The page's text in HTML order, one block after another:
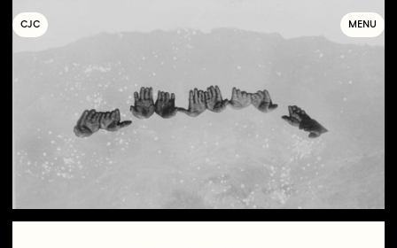
COLLECTIF
JEUNE
C INÉMA MENU